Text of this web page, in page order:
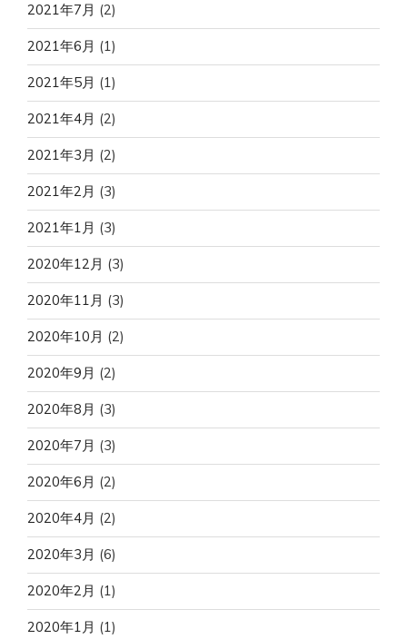
2021年7月 (2)
2021年6月 (1)
2021年5月 (1)
2021年4月 (2)
2021年3月 (2)
2021年2月 (3)
2021年1月 (3)
2020年12月 (3)
2020年11月 (3)
2020年10月 (2)
2020年9月 (2)
2020年8月 (3)
2020年7月 (3)
2020年6月 (2)
2020年4月 (2)
2020年3月 (6)
2020年2月 (1)
2020年1月 (1)